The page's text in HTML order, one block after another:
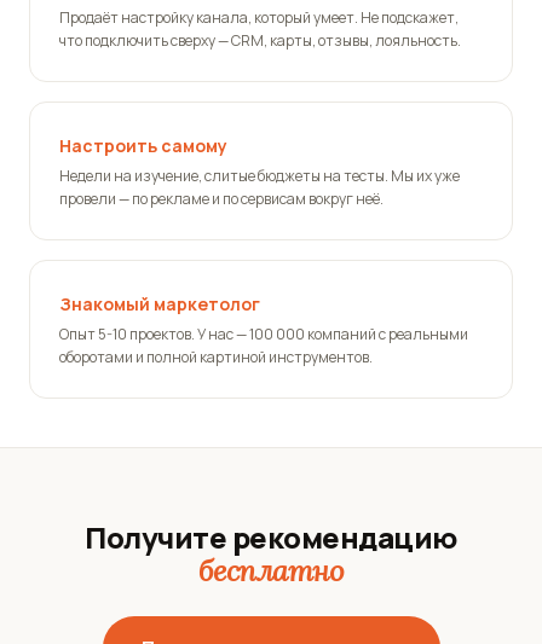
Продаёт настройку канала, который умеет. Не подскажет,
что подключить сверху — CRM, карты, отзывы, лояльность.
Настроить самому
Недели на изучение, слитые бюджеты на тесты. Мы их уже
провели — по рекламе и по сервисам вокруг неё.
Знакомый маркетолог
Опыт 5-10 проектов. У нас — 100 000 компаний с реальными
оборотами и полной картиной инструментов.
Получите рекомендацию
бесплатно